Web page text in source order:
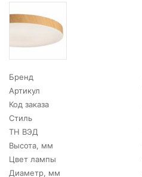
Бренд
Артикул
Код заказа
Стиль
ТН ВЭД
Высота, мм
Цвет лампы
Диаметр, мм